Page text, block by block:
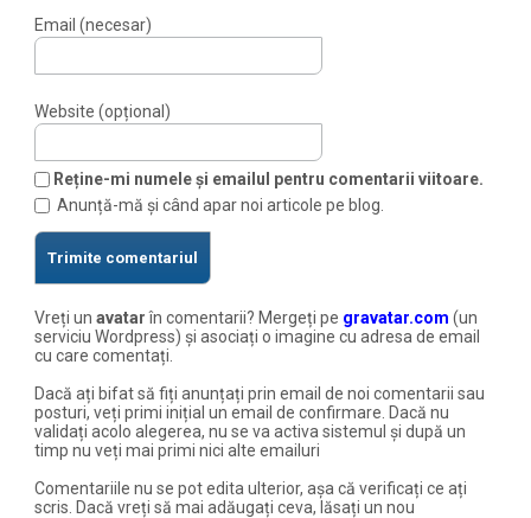
Email (necesar)
Website (opțional)
Reține-mi numele și emailul pentru comentarii viitoare.
Anunță-mă și când apar noi articole pe blog.
Vreți unavatarîn comentarii? Mergeți pe gravatar.com (un
serviciu Wordpress) și asociați o imagine cu adresa de email
cu care comentați.
Dacă ați bifat să fiți anunțați prin email de noi comentarii sau
posturi, veți primi inițial un email de confirmare. Dacă nu
validați acolo alegerea, nu se va activa sistemul și după un
timp nu veți mai primi nici alte emailuri
Comentariile nu se pot edita ulterior, așa că verificați ce ați
scris. Dacă vreți să mai adăugați ceva, lăsați un nou